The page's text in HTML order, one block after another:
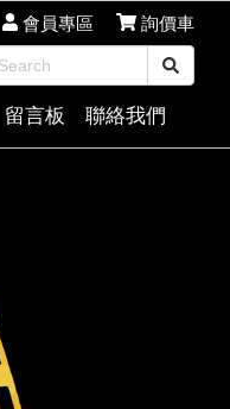
會員專區 詢價車
留言板 聯絡我們